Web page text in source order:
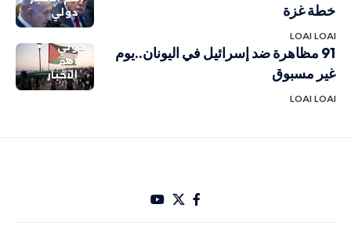
دولي
خطة غزة
LOAI LOAI
دولي
أهم
الاخبار
91 مظاهرة ضد إسرائيل في اليونان..يوم
غير مسبوق
LOAI LOAI